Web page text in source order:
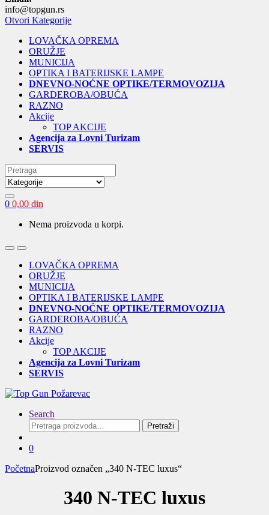
info@topgun.rs
Otvori Kategorije
LOVAČKA OPREMA
ORUŽJE
MUNICIJA
OPTIKA I BATERIJSKE LAMPE
DNEVNO-NOĆNE OPTIKE/TERMOVOZIJA
GARDEROBA/OBUĆA
RAZNO
Akcije
TOP AKCIJE
Agencija za Lovni Turizam
SERVIS
Search
for:
0 0,00 din
Nema proizvoda u korpi.
OpenClose
LOVAČKA OPREMA
ORUŽJE
MUNICIJA
OPTIKA I BATERIJSKE LAMPE
DNEVNO-NOĆNE OPTIKE/TERMOVOZIJA
GARDEROBA/OBUĆA
RAZNO
Akcije
TOP AKCIJE
Agencija za Lovni Turizam
SERVIS
Search
Pretraga
za:
Pretraži
0
PočetnaProizvod označen „340 N-TEC luxus“
340 N-TEC luxus